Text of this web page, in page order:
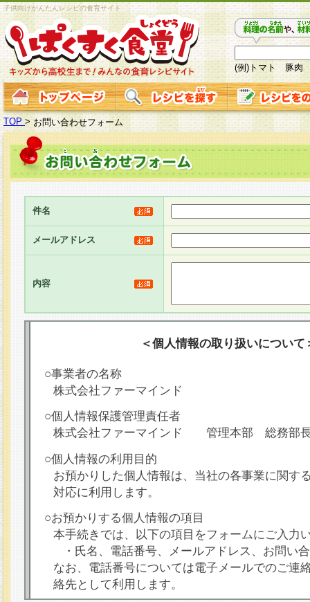
子供向けかんたんレシピの食育サイト
(例)トマト 豚肉
TOP > お問い合わせフォーム
件名
メールアドレス
内容
＜個人情報の取り扱いについて
○事業者の名称
株式会社ファーマインド
○個人情報保護管理責任者
株式会社ファーマインド 管理本部 総務部
○個人情報の利用目的
お預かりした個人情報は、当社の各事業に関す
対応に利用します。
○お預かりする個人情報の項目
本手続きでは、以下の項目をフォームにご入力
・氏名、電話番号、メールアドレス、お問い
なお、電話番号については電子メールでのご連
絡先として利用します。